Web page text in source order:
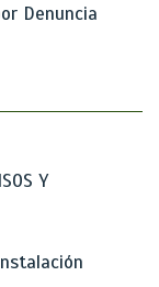
Denuncia
Y